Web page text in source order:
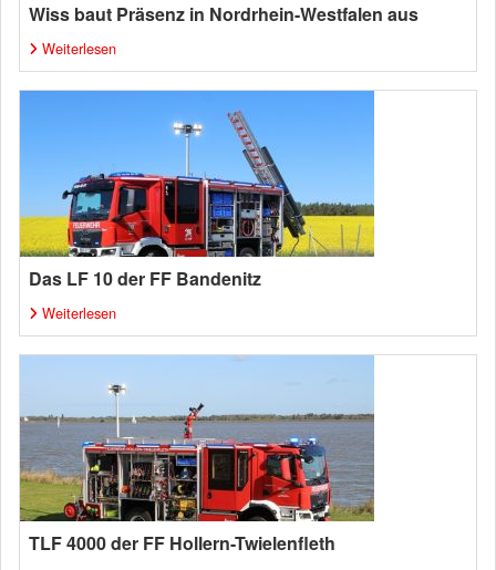
Wiss baut Präsenz in Nordrhein-Westfalen aus
Weiterlesen
Das LF 10 der FF Bandenitz
Weiterlesen
TLF 4000 der FF Hollern-Twielenfleth